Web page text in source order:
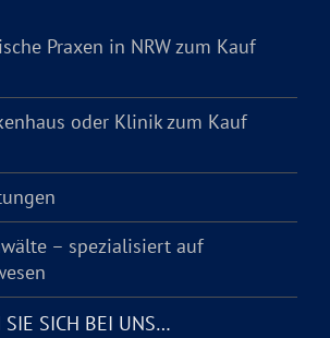
Praxen in NRW zum Kauf
oder Klinik zum Kauf
– spezialisiert auf
SIE SICH BEI UNS…